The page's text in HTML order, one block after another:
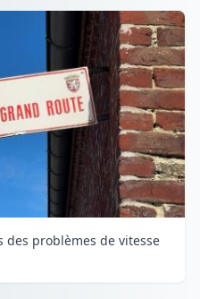
des problèmes de vitesse